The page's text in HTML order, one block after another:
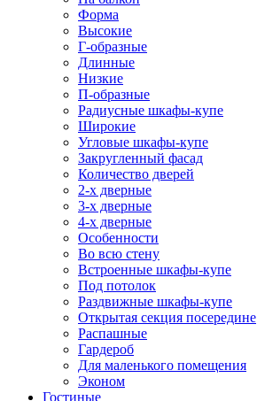
Форма
Высокие
Г-образные
Длинные
Низкие
П-образные
Радиусные шкафы-купе
Широкие
Угловые шкафы-купе
Закругленный фасад
Количество дверей
2-х дверные
3-х дверные
4-х дверные
Особенности
Во всю стену
Встроенные шкафы-купе
Под потолок
Раздвижные шкафы-купе
Открытая секция посередине
Распашные
Гардероб
Для маленького помещения
Эконом
Гостиные